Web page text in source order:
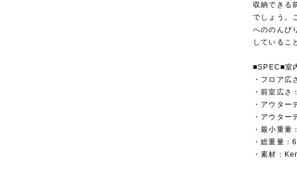
収納できる
でしょう。
へののんび
しているこ
■SPEC■室
・フロア広
・前室広さ
・アウタ
・アウター
・最小重量
・総重量：
・素材：